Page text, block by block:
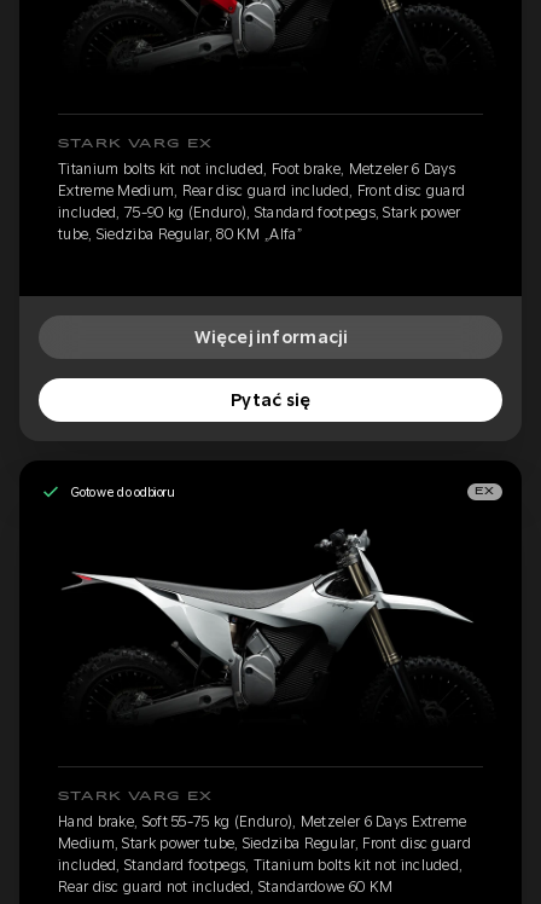
STARK VARG EX
Titanium bolts kit not included, Foot brake, Metzeler 6 Days
Extreme Medium, Rear disc guard included, Front disc guard
included, 75-90 kg (Enduro), Standard footpegs, Stark power
tube, Siedziba Regular, 80 KM „Alfa”
Więcej informacji
Pytać się
Gotowe do odbioru EX
STARK VARG EX
Hand brake, Soft 55-75 kg (Enduro), Metzeler 6 Days Extreme
Medium, Stark power tube, Siedziba Regular, Front disc guard
included, Standard footpegs, Titanium bolts kit not included,
Rear disc guard not included, Standardowe 60 KM